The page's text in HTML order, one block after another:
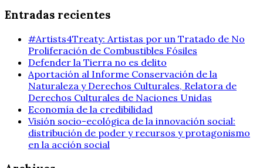
Entradas recientes
#Artists4Treaty: Artistas por un Tratado de No
Proliferación de Combustibles Fósiles
Defender la Tierra no es delito
Aportación al Informe Conservación de la
Naturaleza y Derechos Culturales, Relatora de
Derechos Culturales de Naciones Unidas
Economía de la credibilidad
Visión socio-ecológica de la innovación social:
distribución de poder y recursos y protagonismo
en la acción social